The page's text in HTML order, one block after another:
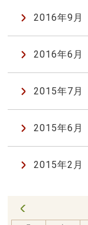
2016年9月
2016年6月
2015年7月
2015年6月
2015年2月